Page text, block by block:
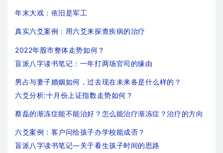
年末大戏：依旧是军工
真实六爻案例：用六爻来探查疾病的治疗
2022年股市整体走势如何？
盲派八字读书笔记：一年打两场官司的缘由
男占与妻子婚姻如何，过去现在未来各是什么样的？
六爻分析:十月份上证指数走势如何？
蔡磊的渐冻症能不能治好？怎么能治疗渐冻症？治疗的方向
六爻案例：客户问给孩子办学校能成否？
盲派八字读书笔记—关于看生孩子时间的思路